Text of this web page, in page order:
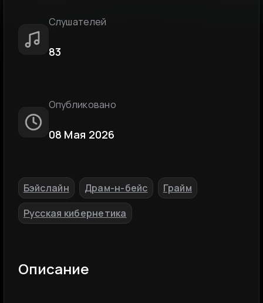
Слушателей
83
Опубликовано
08 Мая 2026
Бэйслайн Драм-н-бейс Грайм
Русская кибернетика
Описание